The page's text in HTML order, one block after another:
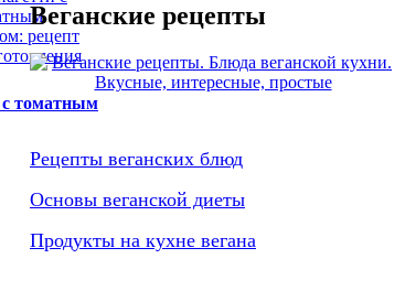
с томатным
Веганские рецепты
Рецепты веганских блюд
Основы веганской диеты
Продукты на кухне вегана